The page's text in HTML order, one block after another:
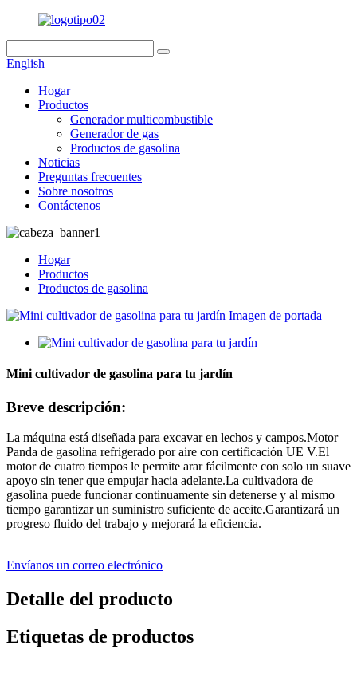
English
Hogar
Productos
Generador multicombustible
Generador de gas
Productos de gasolina
Noticias
Preguntas frecuentes
Sobre nosotros
Contáctenos
Hogar
Productos
Productos de gasolina
Mini cultivador de gasolina para tu jardín
Breve descripción:
La máquina está diseñada para excavar en lechos y campos.Motor
Panda de gasolina refrigerado por aire con certificación UE V.El
motor de cuatro tiempos le permite arar fácilmente con solo un suave
apoyo sin tener que empujar hacia adelante.La cultivadora de
gasolina puede funcionar continuamente sin detenerse y al mismo
tiempo garantizar un suministro suficiente de aceite.Garantizará un
progreso fluido del trabajo y mejorará la eficiencia.
Envíanos un correo electrónico
Detalle del producto
Etiquetas de productos